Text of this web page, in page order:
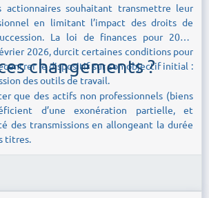
actionnaires souhaitant transmettre leur
en limitant l’impact des droits de
La loi de finances pour 2026,
2026, durcit certaines conditions pour
le dispositif sur son objectif initial :
des outils de travail.
changements ?
que des actifs non professionnels (biens
d’une exonération partielle, et
des transmissions en allongeant la durée
titres.